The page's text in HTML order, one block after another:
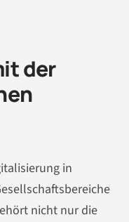
der
in
nicht nur die